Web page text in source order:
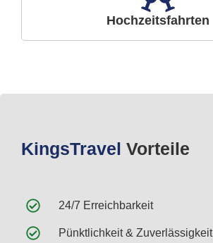
Hochzeitsfahrten
KingsTravel Vorteile
24/7 Erreichbarkeit
Pünktlichkeit & Zuverlässigkeit